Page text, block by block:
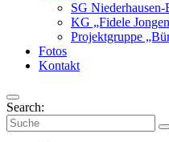
SG
KG „Fidele
Projektgruppe
Fotos
Kontakt
Search: